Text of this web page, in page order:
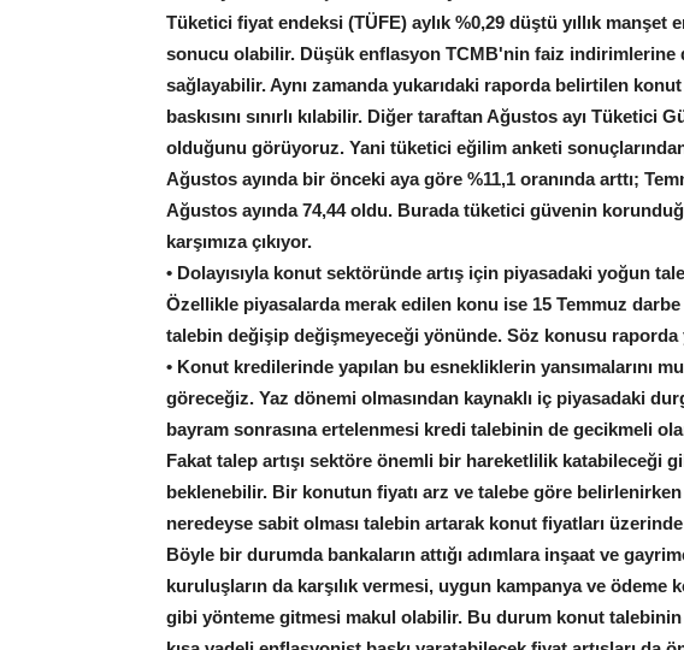
Tüketici fiyat endeksi (TÜFE) aylık %0,29 düştü yıllık
sonucu olabilir. Düşük enflasyon TCMB'nin faiz indirimlerine
sağlayabilir. Aynı zamanda yukarıdaki raporda belirtilen
baskısını sınırlı kılabilir. Diğer taraftan Ağustos ayı Tüketici
olduğunu görüyoruz. Yani tüketici eğilim anketi
Ağustos ayında bir önceki aya göre %11,1 oranında arttı;
Ağustos ayında 74,44 oldu. Burada tüketici güvenin
karşımıza çıkıyor.
• Dolayısıyla konut sektöründe artış için piyasadaki yoğun
Özellikle piyasalarda merak edilen konu ise 15 Temmuz
talebin değişip değişmeyeceği yönünde. Söz konusu raporda
• Konut kredilerinde yapılan bu esnekliklerin yansımalarını
göreceğiz. Yaz dönemi olmasından kaynaklı iç piyasadaki
bayram sonrasına ertelenmesi kredi talebinin de gecikmeli
Fakat talep artışı sektöre önemli bir hareketlilik katabileceği
beklenebilir. Bir konutun fiyatı arz ve talebe göre belirlenirken
neredeyse sabit olması talebin artarak konut fiyatları
Böyle bir durumda bankaların attığı adımlara inşaat ve
kuruluşların da karşılık vermesi, uygun kampanya ve ödeme
gibi yönteme gitmesi makul olabilir. Bu durum konut talebinin